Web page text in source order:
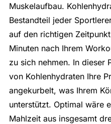
Muskelaufbau.
Bestandteil jeder
auf den richtigen
Minuten nach Ihrem
zu sich nehmen. In dieser
von Kohlenhydraten Ihre
angekurbelt, was Ihrem
unterstützt. Optimal wäre
Mahlzeit aus insgesamt